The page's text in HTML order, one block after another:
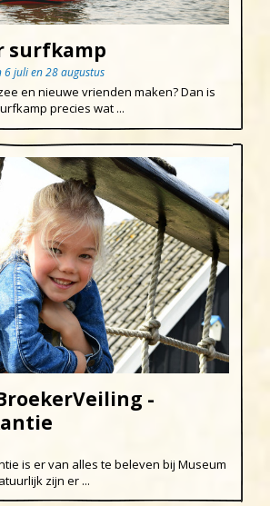
surfkamp
6 juli en 28 augustus
en nieuwe vrienden maken? Dan is
precies wat ...
-
is er van alles te beleven bij Museum
zijn er ...